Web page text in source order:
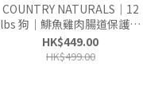
COUNTRY NATURALS｜12
lbs 狗｜鯡魚雞肉腸道保護配
方
HK$449.00
HK$499.00